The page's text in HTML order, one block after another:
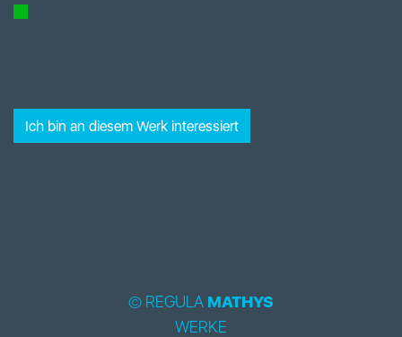
Ich bin an diesem Werk interessiert
© REGULA MATHYS
WERKE